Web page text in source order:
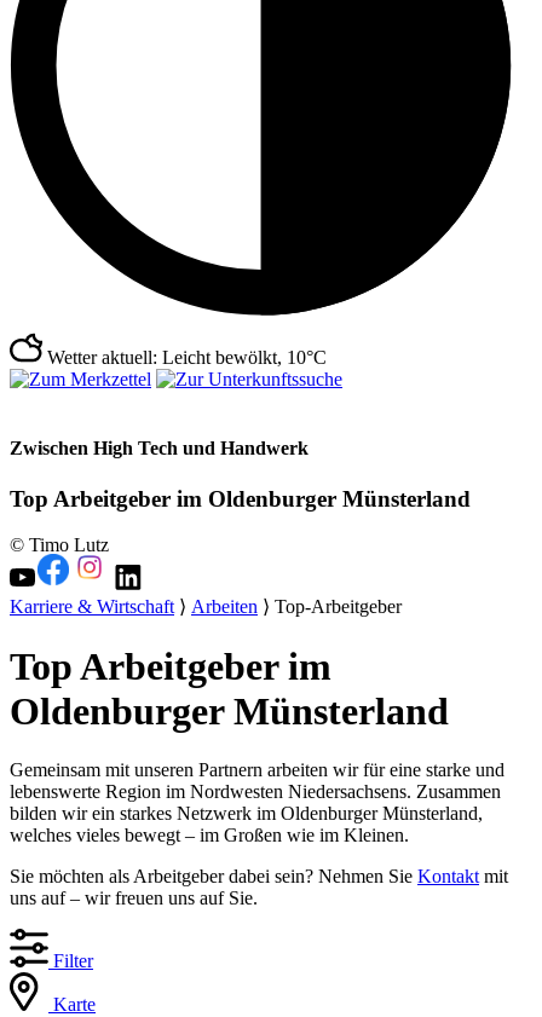
Wetter aktuell: Leicht bewölkt, 10°C
Zwischen High Tech und Handwerk
Top Arbeitgeber im Oldenburger Münsterland
© Timo Lutz
Karriere & Wirtschaft⟩ Arbeiten ⟩ Top-Arbeitgeber
Top Arbeitgeber im
Oldenburger Münsterland
Gemeinsam mit unseren Partnern arbeiten wir für eine starke und
lebenswerte Region im Nordwesten Niedersachsens. Zusammen
bilden wir ein starkes Netzwerk im Oldenburger Münsterland,
welches vieles bewegt – im Großen wie im Kleinen.
Sie möchten als Arbeitgeber dabei sein? Nehmen Sie Kontakt mit
uns auf – wir freuen uns auf Sie.
Filter
Karte